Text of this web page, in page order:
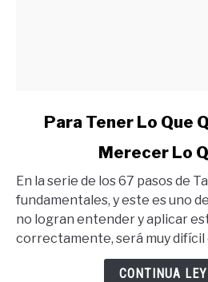
Tener
Lo
Que
Quieres
Para Tener Lo Que
Merecer Lo
En la serie de los 67 pasos de
fundamentales, y este es uno
no logran entender y aplicar
correctamente, será muy difícil
CONTINUA